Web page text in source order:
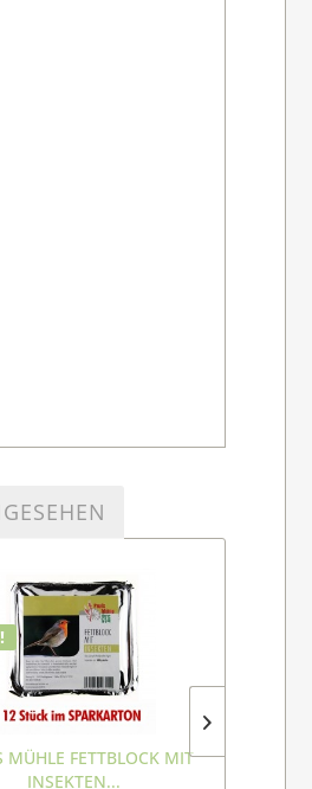
MÜHLE FETTBLOCK MIT
INSEKTEN...